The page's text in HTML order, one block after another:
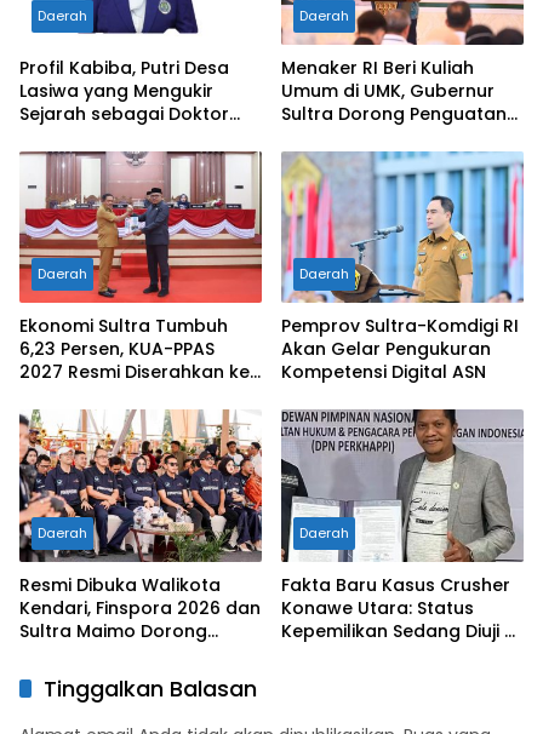
Daerah
Profil Kabiba, Putri Desa
Lasiwa yang Mengukir
Sejarah sebagai Doktor
Kelahirannya
Daerah
Menaker RI Beri Kuliah
Umum di UMK, Gubernur
Sultra Dorong Penguatan
Dunia Kerja
Daerah
Ekonomi Sultra Tumbuh
6,23 Persen, KUA-PPAS
2027 Resmi Diserahkan ke
Daerah
Pemprov Sultra-Komdigi RI
Akan Gelar Pengukuran
Kompetensi Digital ASN
Daerah
Resmi Dibuka Walikota
Kendari, Finspora 2026 dan
Sultra Maimo Dorong
Sportivitas Industri
Keuangan
Daerah
Fakta Baru Kasus Crusher
Konawe Utara: Status
Kepemilikan Sedang Diuji di
Tinggalkan Balasan